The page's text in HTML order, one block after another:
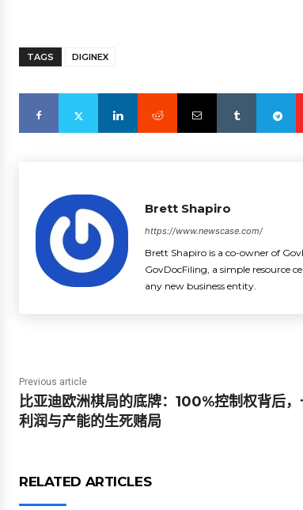
TAGS DIGINEX
Brett Shapiro
https://www.newscase.com/
Brett Shapiro is a co-owner of
GovDocFiling, a simple resource
any new business entity.
Previous article
比亚迪欧洲棋局的底牌：100%控制权背后
利润与产能的生死赌局
RELATED ARTICLES